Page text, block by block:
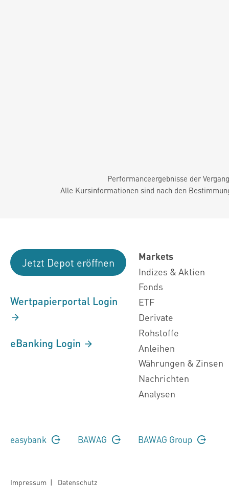
Performanceergebnisse der
Alle Kursinformationen sind nach den
Jetzt Depot eröffnen
Wertpapierportal Login
eBanking Login
Markets
Indizes & Aktien
Fonds
ETF
Derivate
Rohstoffe
Anleihen
Währungen & Zinsen
Nachrichten
Analysen
easybank BAWAG BAWAG Group
Impressum | Datenschutz